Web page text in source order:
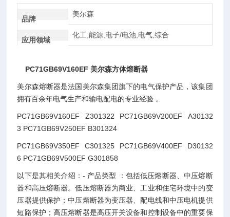
品牌
美尔森
应用领域
化工,能源,电子/电池,电气,综合
PC71GB69V160EF 美尔森方体熔断器
美尔森熔断器是法国美尔森集团旗下的电气保护产品，该集团
拥有百余年电气生产和输电配电的专业经验 。
PC71GB69V160EF Z301322 PC71GB69V200EF A30132
3 PC71GB69V250EF B301324
PC71GB69V350EF C301325 PC71GB69V400EF D30132
6 PC71GB69V500EF G301858
以下是其相关介绍：- 产品类型 ：包括低压熔断器、中压熔断
器和高压熔断器。低压熔断器为商业、工业和住宅环境中的变
压器提供保护；中压熔断器为变压器、配电线和中压电机提供
短路保护；高压熔断器是高压开关设备和控制设备中的重要保